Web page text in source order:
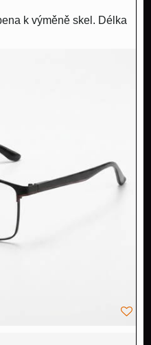
k výměně skel. Délka